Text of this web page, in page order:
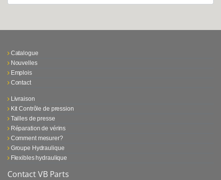
Catalogue
Nouvelles
Emplois
Contact
Livraison
Kit Contrôle de pression
Tailles de presse
Réparation de vérins
Comment mesurer?
Groupe Hydraulique
Flexibles hydraulique
Contact VB Parts